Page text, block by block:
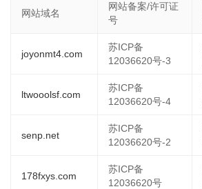
网站域名
网站备案/许可证
号
joyonmt4.com
苏ICP备
12036620号-3
ltwooolsf.com
苏ICP备
12036620号-4
senp.net
苏ICP备
12036620号-2
178fxys.com
苏ICP备
12036620号